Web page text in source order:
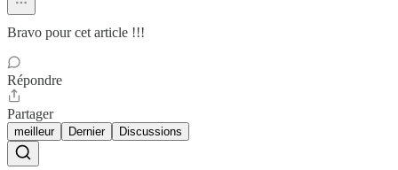
Bravo pour cet article !!!
Répondre
Partager
meilleur Dernier Discussions